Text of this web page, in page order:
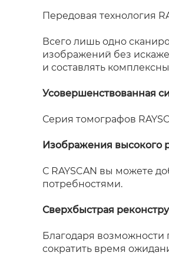
Передовая технология
Всего лишь одно
изображений без
и составлять
Усовершенствованная
Серия томографов
Изображения высокого
С RAYSCAN вы можете
потребностями.
Сверхбыстрая
Благодаря возможности
сократить время